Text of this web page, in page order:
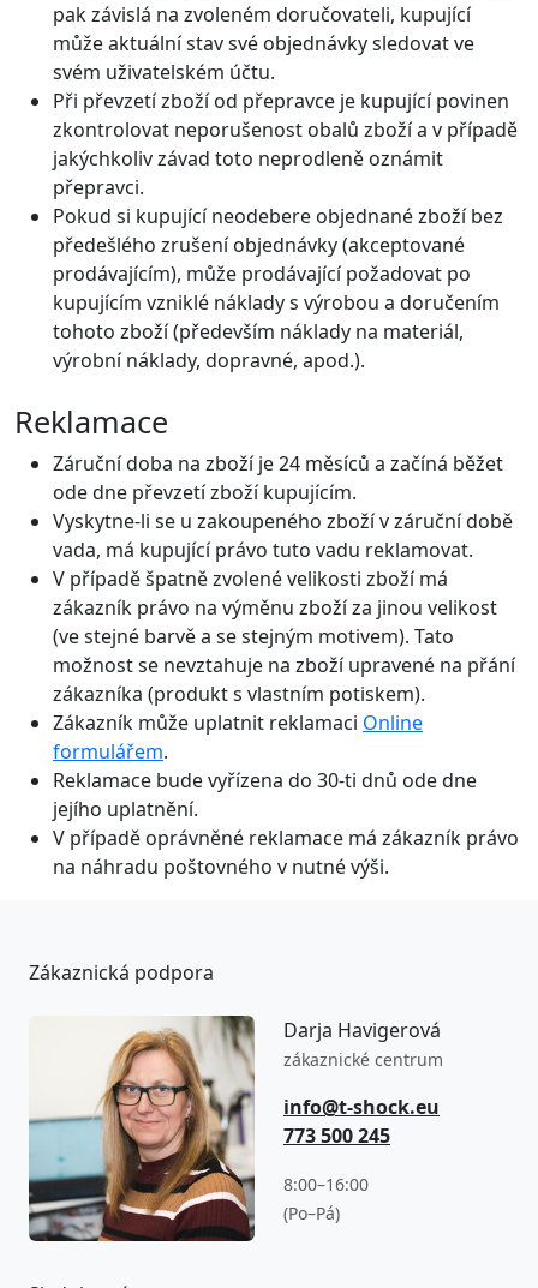
pak závislá na zvoleném doručovateli, kupující
může aktuální stav své objednávky sledovat ve
svém uživatelském účtu.
Při převzetí zboží od přepravce je kupující povinen
zkontrolovat neporušenost obalů zboží a v případě
jakýchkoliv závad toto neprodleně oznámit
přepravci.
Pokud si kupující neodebere objednané zboží bez
předešlého zrušení objednávky (akceptované
prodávajícím), může prodávající požadovat po
kupujícím vzniklé náklady s výrobou a doručením
tohoto zboží (především náklady na materiál,
výrobní náklady, dopravné, apod.).
Reklamace
Záruční doba na zboží je 24 měsíců a začíná běžet
ode dne převzetí zboží kupujícím.
Vyskytne-li se u zakoupeného zboží v záruční době
vada, má kupující právo tuto vadu reklamovat.
V případě špatně zvolené velikosti zboží má
zákazník právo na výměnu zboží za jinou velikost
(ve stejné barvě a se stejným motivem). Tato
možnost se nevztahuje na zboží upravené na přání
zákazníka (produkt s vlastním potiskem).
Zákazník může uplatnit reklamaci Online
formulářem.
Reklamace bude vyřízena do 30-ti dnů ode dne
jejího uplatnění.
V případě oprávněné reklamace má zákazník právo
na náhradu poštovného v nutné výši.
Zákaznická podpora
Darja Havigerová
zákaznické centrum
info@t-shock.eu
773 500 245
8:00–16:00
(Po–Pá)